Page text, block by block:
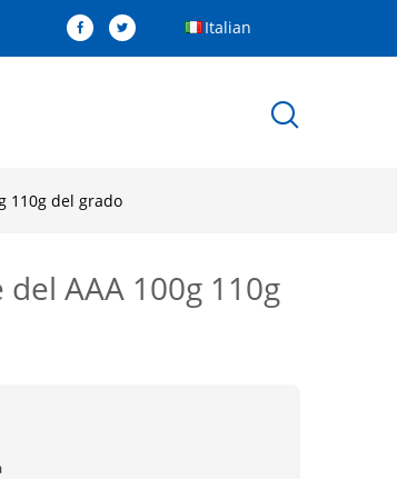
Italian
110g del grado
AAA 100g 110g